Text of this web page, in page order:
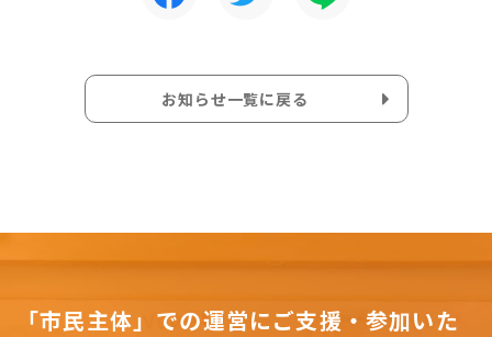
お知らせ一覧に戻る
「市民主体」での運営にご支援・参加いた